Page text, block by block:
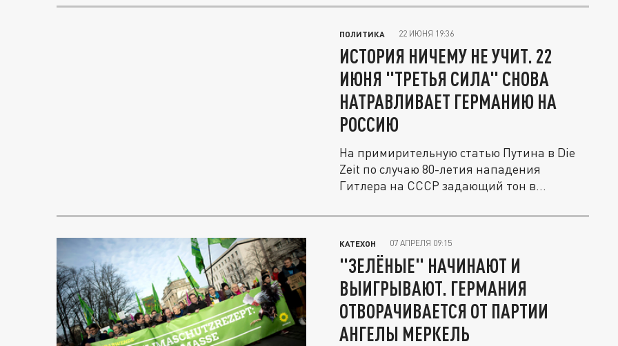
ПОЛИТИКА 22 ИЮНЯ 19:36
ИСТОРИЯ НИЧЕМУ НЕ УЧИТ. 22
ИЮНЯ "ТРЕТЬЯ СИЛА" СНОВА
НАТРАВЛИВАЕТ ГЕРМАНИЮ НА
РОССИЮ
На примирительную статью Путина в Die
Zeit по случаю 80-летия нападения
Гитлера на СССР задающий тон в...
КАТЕХОН 07 АПРЕЛЯ 09:15
"ЗЕЛЁНЫЕ" НАЧИНАЮТ И
ВЫИГРЫВАЮТ. ГЕРМАНИЯ
ОТВОРАЧИВАЕТСЯ ОТ ПАРТИИ
АНГЕЛЫ МЕРКЕЛЬ